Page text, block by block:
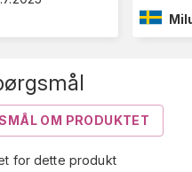
OM PRODUKTET
for dette produkt